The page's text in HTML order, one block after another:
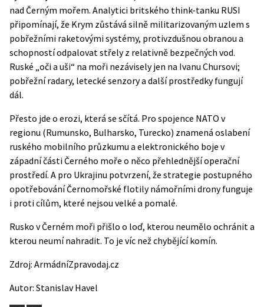
nad Černým mořem. Analytici britského think-tanku RUSI
připomínají, že Krym zůstává silně militarizovaným uzlem s
pobřežními raketovými systémy, protivzdušnou obranou a
schopností odpalovat střely z relativně bezpečných vod.
Ruské „oči a uši“ na moři nezávisely jen na Ivanu Chursovi;
pobřežní radary, letecké senzory a další prostředky fungují
dál.
Přesto jde o erozi, která se sčítá. Pro spojence NATO v
regionu (Rumunsko, Bulharsko, Turecko) znamená oslabení
ruského mobilního průzkumu a elektronického boje v
západní části Černého moře o něco přehlednější operační
prostředí. A pro Ukrajinu potvrzení, že strategie postupného
opotřebování Černomořské flotily námořními drony funguje
i proti cílům, které nejsou velké a pomalé.
Rusko v Černém moři přišlo o loď, kterou neumělo ochránit a
kterou neumí nahradit. To je víc než chybějící komín.
Zdroj: ArmádníZpravodaj.cz
Autor: Stanislav Havel